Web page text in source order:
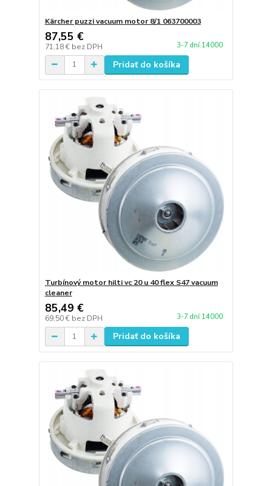
Kärcher puzzi vacuum motor 8/1 063700003
87,55 €
71,18 € bez DPH 3-7 dní 14000
Pridať do košíka
Turbínový motor hilti vc 20 u 40 flex S47 vacuum
cleaner
85,49 €
69,50 € bez DPH 3-7 dní 14000
Pridať do košíka